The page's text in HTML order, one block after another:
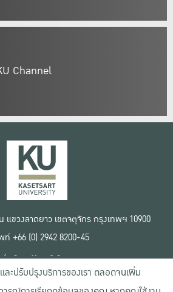
Channel
แขวงลาดยาว เขตจตุจักร กรุงเทพฯ 10900
ท์ +66 (0) 2942 8200-45
เงื่อนไขการใช้งานเว็บไซต์
ข้อตกลงด้านสิทธิ์ใช้งาน
นโยบายความเป็นส่วนตัว
ละปรับปรุงบริการของเรา ตลอดจนเพิ่ม